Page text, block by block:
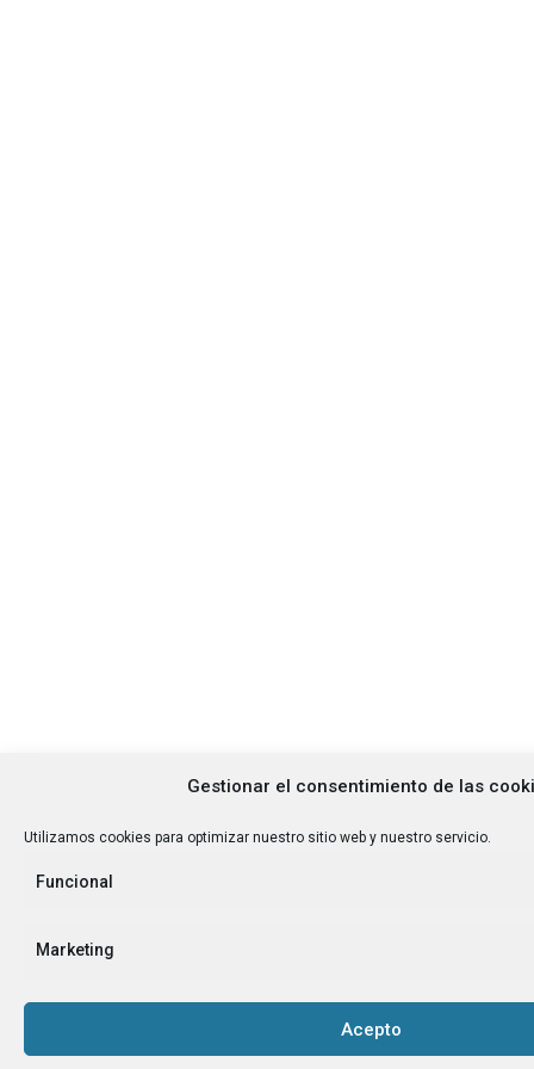
Gestionar el consentimiento de las
Utilizamos cookies para optimizar nuestro sitio web y nuestro servicio.
Funcional
Marketing
Acepto